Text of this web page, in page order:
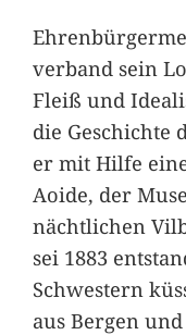
verband sein
Fleiß und
die Geschichte
er mit Hilfe
Aoide, der
nächtlichen
sei 1883
Schwestern
aus Bergen